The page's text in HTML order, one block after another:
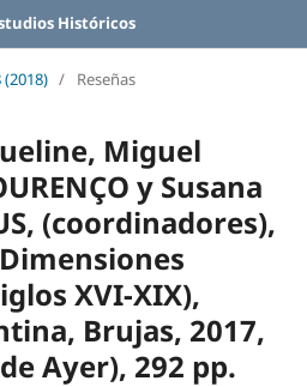
Históricos
(2018) / Reseñas
Miguel
y Susana
(coordinadores),
XVI-XIX),
Brujas, 2017,
Ayer), 292 pp.